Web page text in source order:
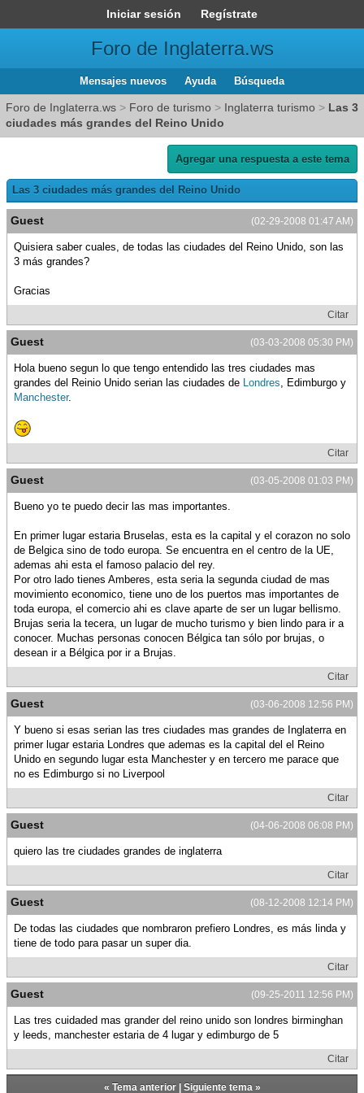
Iniciar sesión Regístrate
Foro de Inglaterra.ws
Mensajes nuevos Ayuda Búsqueda
Foro de Inglaterra.ws > Foro de turismo > Inglaterra turismo > Las 3
ciudades más grandes del Reino Unido
Agregar una respuesta a este tema
Las 3 ciudades más grandes del Reino Unido
(02-29-2008 01:47 AM)
Guest
Quisiera saber cuales, de todas las ciudades del Reino Unido, son las
3 más grandes?
Gracias
Citar
(03-03-2008 05:30 PM)
Guest
Hola bueno segun lo que tengo entendido las tres ciudades mas
grandes del Reinio Unido serian las ciudades de Londres, Edimburgo y
Manchester.
Citar
(03-05-2008 01:03 PM)
Guest
Bueno yo te puedo decir las mas importantes.
En primer lugar estaria Bruselas, esta es la capital y el corazon no solo
de Belgica sino de todo europa. Se encuentra en el centro de la UE,
ademas ahi esta el famoso palacio del rey.
Por otro lado tienes Amberes, esta seria la segunda ciudad de mas
movimiento economico, tiene uno de los puertos mas importantes de
toda europa, el comercio ahi es clave aparte de ser un lugar bellismo.
Brujas seria la tecera, un lugar de mucho turismo y bien lindo para ir a
conocer. Muchas personas conocen Bélgica tan sólo por brujas, o
desean ir a Bélgica por ir a Brujas.
Citar
(03-06-2008 12:56 PM)
Guest
Y bueno si esas serian las tres ciudades mas grandes de Inglaterra en
primer lugar estaria Londres que ademas es la capital del el Reino
Unido en segundo lugar esta Manchester y en tercero me parace que
no es Edimburgo si no Liverpool
Citar
(04-06-2008 06:08 PM)
Guest
quiero las tre ciudades grandes de inglaterra
Citar
(08-12-2008 12:14 PM)
Guest
De todas las ciudades que nombraron prefiero Londres, es más linda y
tiene de todo para pasar un super dia.
Citar
(09-25-2011 12:56 PM)
Guest
Las tres cuidaded mas grander del reino unido son londres birminghan
y leeds, manchester estaria de 4 lugar y edimburgo de 5
Citar
« Tema anterior| Siguiente tema»